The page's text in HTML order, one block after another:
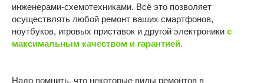
инженерами-схемотехниками. Всё это позволяет
осуществлять любой ремонт ваших смартфонов,
ноутбуков, игровых приставок и другой электроники с
максимальным качеством и гарантией.
Надо помнить, что некоторые виды ремонтов в
Контакты
Карьера